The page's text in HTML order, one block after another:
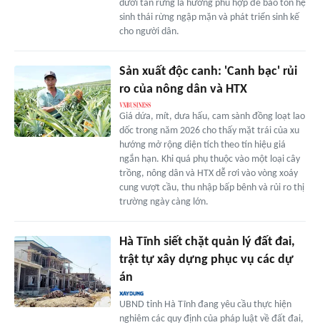
dưới tán rừng là hướng phù hợp để bảo tồn hệ
sinh thái rừng ngập mặn và phát triển sinh kế
cho người dân.
Sản xuất độc canh: 'Canh bạc' rủi
ro của nông dân và HTX
Giá dứa, mít, dưa hấu, cam sành đồng loạt lao
dốc trong năm 2026 cho thấy mặt trái của xu
hướng mở rộng diện tích theo tín hiệu giá
ngắn hạn. Khi quá phụ thuộc vào một loại cây
trồng, nông dân và HTX dễ rơi vào vòng xoáy
cung vượt cầu, thu nhập bấp bênh và rủi ro thị
trường ngày càng lớn.
Hà Tĩnh siết chặt quản lý đất đai,
trật tự xây dựng phục vụ các dự
án
UBND tỉnh Hà Tĩnh đang yêu cầu thực hiện
nghiêm các quy định của pháp luật về đất đai,